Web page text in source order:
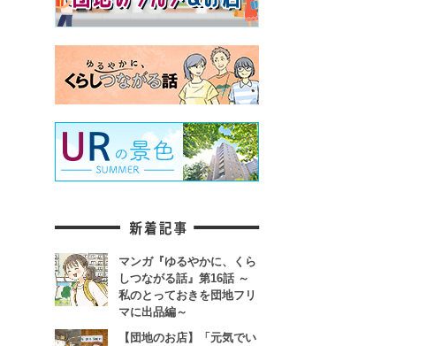
マンガ『ゆるやかに、くら
しつながる話』第16話 ～
私のとっておきを団地フリ
マに出品編～
【団地のお店】「元気でい